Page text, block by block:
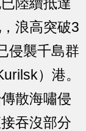
浪高突破3
侵襲千島群
）港。
散海嘯侵
吞沒部分